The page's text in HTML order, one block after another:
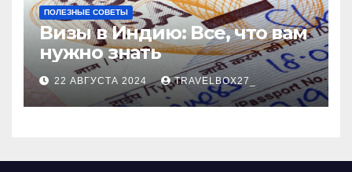
ПОЛЕЗНЫЕ СОВЕТЫ
Визы в Индию: Все, что вам
нужно знать
22 АВГУСТА 2024 TRAVELBOX27_